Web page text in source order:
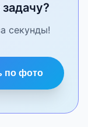
секунды!
по фото